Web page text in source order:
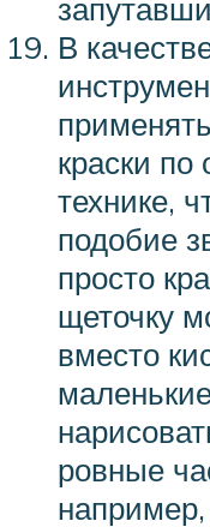
В
краски по
технике,
подобие
просто
щеточку
вместо
ровные
например,